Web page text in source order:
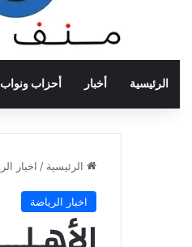
الرئيسية أخبار أحزاب ونواب
الرئيسية / اخبار
اخبار الرياضة